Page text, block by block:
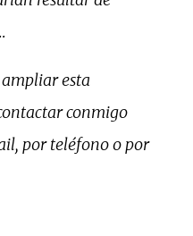
esta
conmigo
por teléfono o por